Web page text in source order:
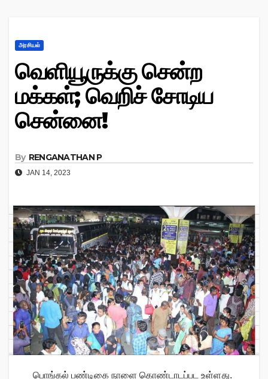
அரசியல்
வெளியூருக்கு சென்ற
மக்கள்; வெறிச் சோடிய
சென்னை!
By RENGANATHAN P
JAN 14, 2023
பொங்கல் பண்டிகை நாளை கொண்டாடப்பட உள்ளது.